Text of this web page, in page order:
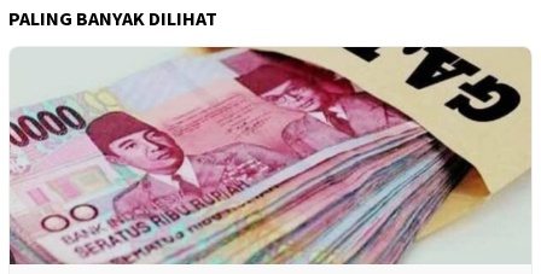
PALING BANYAK DILIHAT